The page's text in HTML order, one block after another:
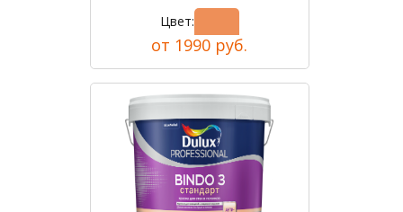
Цвет:
от 1990 руб.